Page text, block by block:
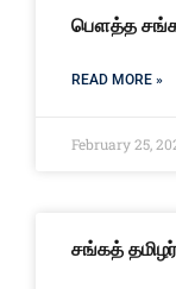
பௌத்த
READ MORE »
February 25,
சங்கத் தமிழர்